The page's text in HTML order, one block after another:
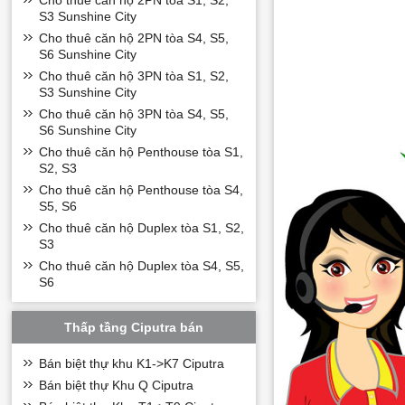
Mục tiêu tạo
đầu tư
Đặc biệt, 100%
hộ sẽ được khởi
S3 Sunshine City
Cho thuê căn hộ 2PN tòa S4, S5,
S6 Sunshine City
Cho thuê căn hộ 3PN tòa S1, S2,
S3 Sunshine City
Cho thuê căn hộ 3PN tòa S4, S5,
S6 Sunshine City
Cho thuê căn hộ Penthouse tòa S1,
S2, S3
Cho thuê căn hộ Penthouse tòa S4,
S5, S6
Cho thuê căn hộ Duplex tòa S1, S2,
S3
Cho thuê căn hộ Duplex tòa S4, S5,
S6
Thấp tầng Ciputra bán
Bán biệt thự khu K1->K7 Ciputra
Bán biệt thự Khu Q Ciputra